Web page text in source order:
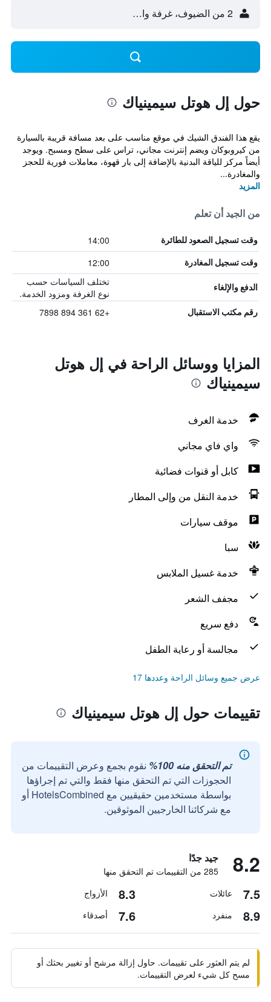
2 من الضيوف، غرفة واحدة
حول إل هوتل سيمينياك
يقع هذا الفندق الشيك في موقع مناسب على بعد مسافة قريبة بالسيارة
من كيروبوكان ويضم إنترنت مجاني، تراس على سطح ومسبح. ويوجد
أيضاً مركز للياقة البدنية بالإضافة إلى بار قهوة، معاملات فورية للحجز
والمغادرة...
المزيد
من الجيد أن تعلم
وقت تسجيل الصعود للطائرة 14:00
وقت تسجيل المغادرة 12:00
الدفع والإلغاء
تختلف السياسات حسب
نوع الغرفة ومزود الخدمة.
رقم مكتب الاستقبال +62 361 894 7898
المزايا ووسائل الراحة في إل هوتل
سيمينياك
خدمة الغرف
واي فاي مجاني
كابل أو قنوات فضائية
خدمة النقل من وإلى المطار
موقف سيارات
سبا
خدمة غسيل الملابس
مجفف الشعر
دفع سريع
مجالسة أو رعاية الطفل
عرض جميع وسائل الراحة وعددها 17
تقييمات حول إل هوتل سيمينياك
تم التحقق منه 100%
نقوم بجمع وعرض التقييمات من
الحجوزات التي تم التحقق منها فقط والتي تم إجراؤها
بواسطة مستخدمين حقيقيين مع HotelsCombined أو
مع شركائنا الخارجيين الموثوقين.
8.2 جيد جدًا
285 من التقييمات تم التحقق منها
7.5 عائلات 8.3 الأزواج
8.9 منفرد 7.6 أصدقاء
لم يتم العثور على تقييمات. حاول إزالة مرشح أو تغيير بحثك أو
مسح كل شيء لعرض التقييمات.